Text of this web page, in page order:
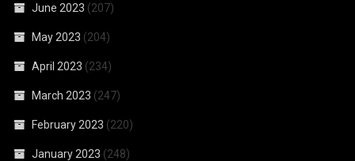
June 2023 (207)
May 2023 (204)
April 2023 (234)
March 2023 (247)
February 2023 (220)
January 2023 (248)